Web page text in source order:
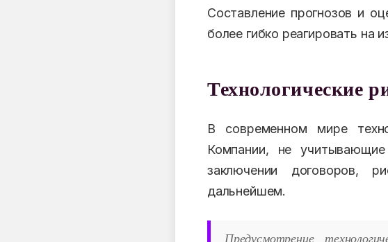
Составление прогнозов и
более гибко реагировать на
Технологические
В современном мире
Компании, не
заключении договоров,
дальнейшем.
Предусмотрение